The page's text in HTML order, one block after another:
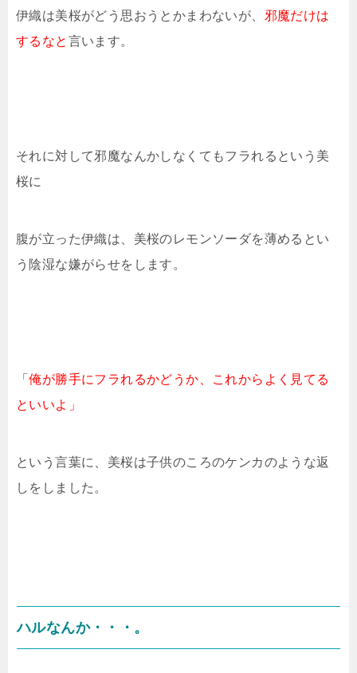
伊織は美桜がどう思おうとかまわないが、 邪魔だけは
するなと 言います。
それに対して邪魔なんかしなくてもフラれるという美
桜に
腹が立った伊織は、美桜のレモンソーダを薄めるとい
う陰湿な嫌がらせをします。
「俺が勝手にフラれるかどうか、これからよく見てる
といいよ」
という言葉に、美桜は子供のころのケンカのような返
しをしました。
ハルなんか・・・。